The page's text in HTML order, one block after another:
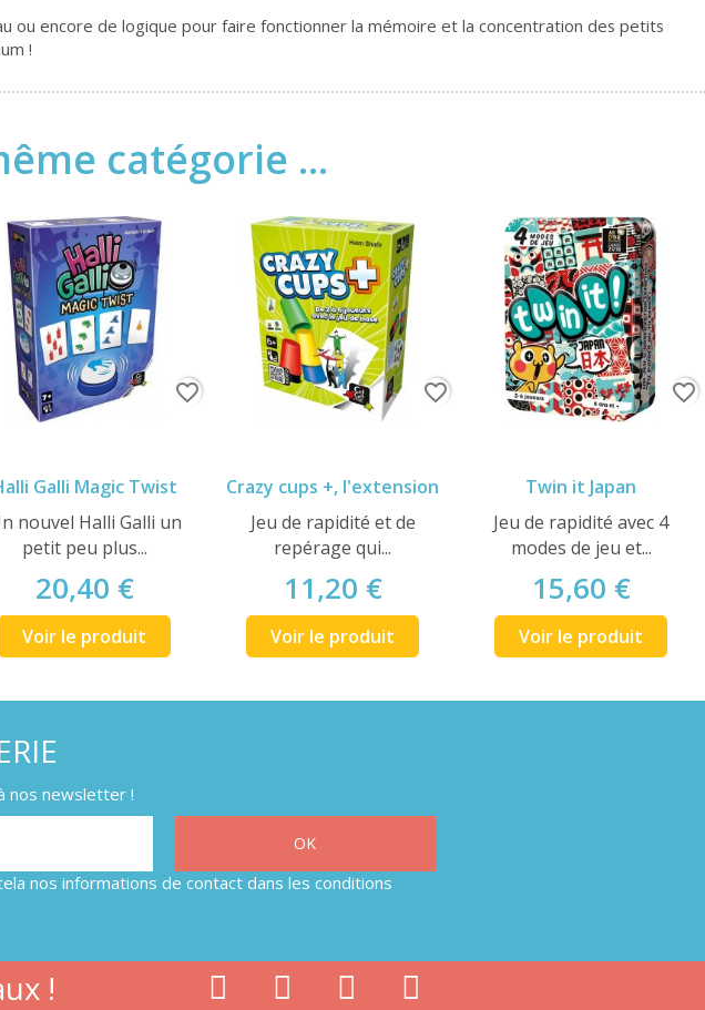
ou encore de logique pour faire fonctionner la mémoire et la concentration des petits
!
catégorie ...
Galli Magic Twist
nouvel Halli Galli un
petit peu plus...
20,40 €
Voir le produit
favorite_border
Crazy cups +, l'extension
Jeu de rapidité et de
repérage qui...
11,20 €
Voir le produit
favorite_border
Twin it Japan
Jeu de rapidité avec 4
modes de jeu et...
15,60 €
Voir le produit
favorite_border
nos newsletter !
nos informations de contact dans les conditions
!